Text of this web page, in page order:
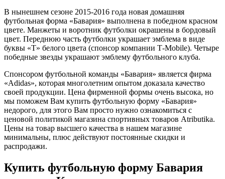
В нынешнем сезоне 2015-2016 года новая домашняя
футбольная форма «Бавария» выполнена в победном красном
цвете. Манжеты и воротник футболки окрашены в бордовый
цвет. Переднюю часть футболки украшает эмблема в виде
буквы «Т» белого цвета (спонсор компании Т-Mobile). Четыре
победные звезды украшают эмблему футбольного клуба.
Спонсором футбольной команды «Бавария» является фирма
«Adidas», которая многолетним опытом доказала качество
своей продукции. Цена фирменной формы очень высока, но
мы поможем Вам купить футбольную форму «Бавария»
недорого, для этого Вам просто нужно ознакомиться с
ценовой политикой магазина спортивных товаров Аtributika.
Цены на товар высшего качества в нашем магазине
минимальны, плюс действуют постоянные скидки и
распродажи.
Купить футбольную форму Бавария